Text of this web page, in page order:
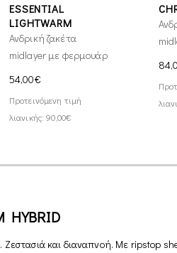
ESSENTIAL
LIGHTWARM
Ανδρική ζακέτα
midlayer με φερμουάρ
54,00€
Προτεινόμενη τιμή
λιανικής: 90,00€
HYBRID
Ζεστασιά και διαναπνοή. Με ripstop